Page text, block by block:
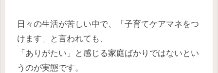
日々の生活が苦しい中で、「子育てケアマネをつ
けます」と言われても、
「ありがたい」と感じる家庭ばかりではないとい
うのが実態です。